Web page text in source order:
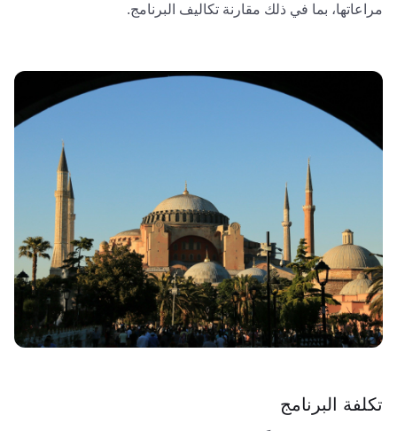
مراعاتها، بما في ذلك مقارنة تكاليف البرنامج.
تكلفة البرنامج